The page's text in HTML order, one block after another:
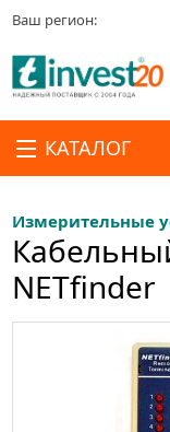
Ваш регион:
КАТАЛОГ
Измерительные
NETfinder